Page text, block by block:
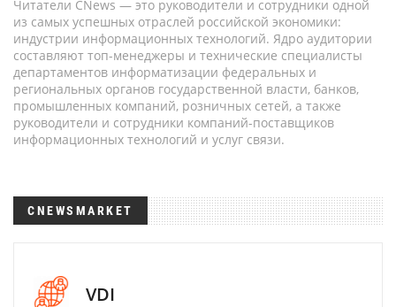
Читатели CNews — это руководители и сотрудники одной
из самых успешных отраслей российской экономики:
индустрии информационных технологий. Ядро аудитории
составляют топ-менеджеры и технические специалисты
департаментов информатизации федеральных и
региональных органов государственной власти, банков,
промышленных компаний, розничных сетей, а также
руководители и сотрудники компаний-поставщиков
информационных технологий и услуг связи.
CNEWSMARKET
VDI